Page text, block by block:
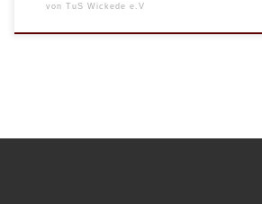
von TuS Wickede e.V